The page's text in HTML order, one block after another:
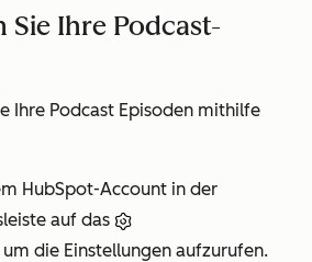
Ihre Podcast-
Ihre Podcast Episoden mithilfe
HubSpot-Account in der
auf das
um die Einstellungen aufzurufen.